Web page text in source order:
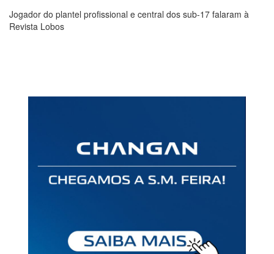
Jogador do plantel profissional e central dos sub-17 falaram à
Revista Lobos